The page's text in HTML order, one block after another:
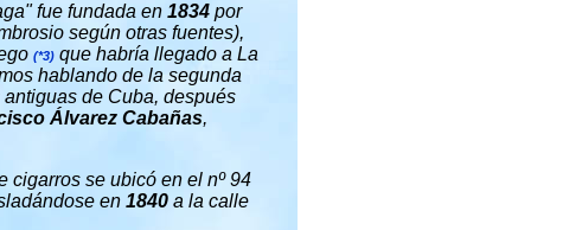
fue fundada en 1834 por
según otras fuentes),
(*3) que habría llegado a La
hablando de la segunda
de Cuba, después
Álvarez Cabañas,
cigarros se ubicó en el nº 94
en 1840 a la calle